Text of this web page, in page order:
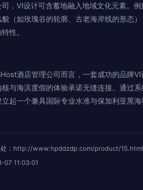
，VI设计可含蓄地融入地域文化元素。
（如玫瑰谷的轮廓、古老海岸线的形态
性。
酒店管理公司而言，一套成功的品牌
与海滨度假的体验承诺无缝连接。通过
起一个兼具国际专业水准与保加利亚黑
处：http://www.hpddzdp.com/product/15.html
07 11:03:01